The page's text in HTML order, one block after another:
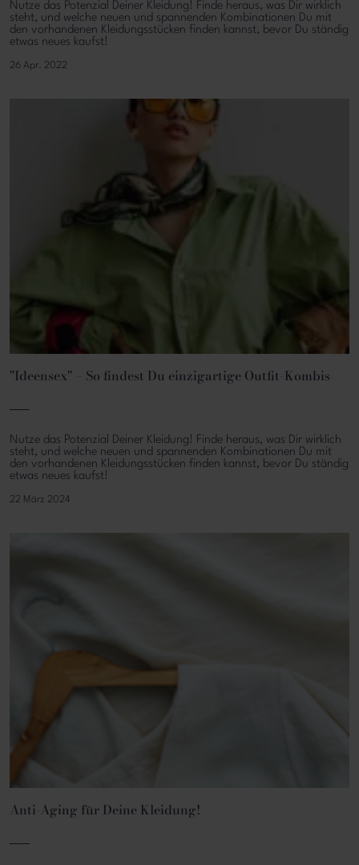
Nutze das Potenzial Deiner Kleidung! Finde heraus, was Dir wirklich
steht, und welche neuen und spannenden Kombinationen Du mit
den vorhandenen Kleidungsstücken finden kannst, bevor Du ständig
etwas neues kaufst!
26 Apr. 2022
"Ideensex" – So findest Du einzigartige Outfit-Kombis
Nutze das Potenzial Deiner Kleidung! Finde heraus, was Dir wirklich
steht, und welche neuen und spannenden Kombinationen Du mit
den vorhandenen Kleidungsstücken finden kannst, bevor Du ständig
etwas neues kaufst!
22 März 2024
Anti-Aging für Deine Kleidung!